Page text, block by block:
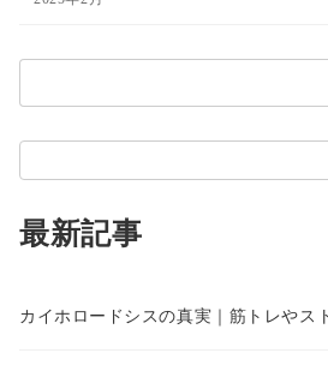
索:
最新記事
カイホロードシスの真実｜筋トレやス